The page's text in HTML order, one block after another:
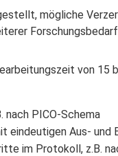
mögliche
von 15
nach PICO-Schema
Aus- und
im Protokoll, z.B.